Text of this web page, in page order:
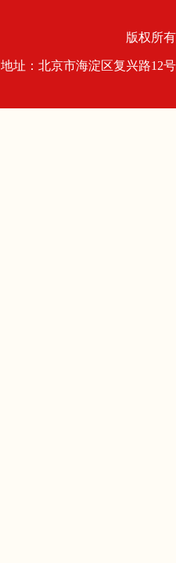
版权所
地址：北京市海淀区复兴路